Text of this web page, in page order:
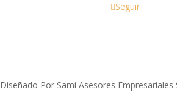
Seguir
Diseñado Por Sami Asesores Empresariales